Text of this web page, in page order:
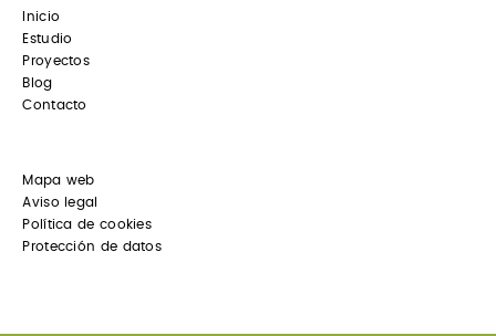
Inicio
Estudio
Proyectos
Blog
Contacto
Mapa web
Aviso legal
Política de cookies
Protección de datos